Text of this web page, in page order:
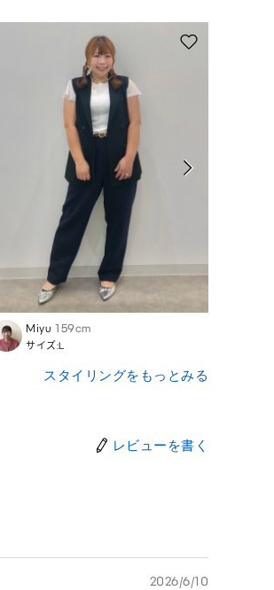
Miyu 159cm
サイズ:L
スタイリングをもっとみる
レビューを書く
2026/6/10